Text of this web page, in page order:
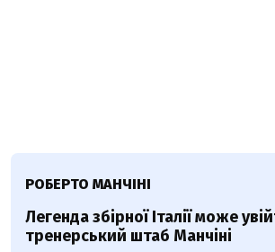
РОБЕРТО МАНЧІНІ
Легенда збірної Італії може
тренерський штаб Манчіні